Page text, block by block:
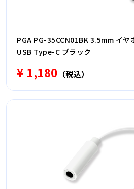
PGA PG-35CCN01BK 3.5mm イ
USB Type-C ブラック
¥ 1,180 （税込）